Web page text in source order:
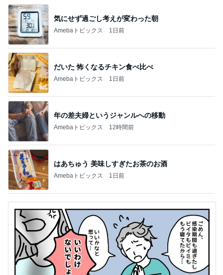
気にせず過ごし考えが変わった朝
Amebaトピックス 1日前
だいた 怖くなるチキン食べ比べ
Amebaトピックス 1日前
年の差夫婦というジャンルへの移動
Amebaトピックス 12時間前
はあちゅう 美味しすぎたお茶のお酒
Amebaトピックス 1日前